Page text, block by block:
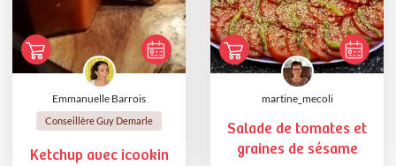
Emmanuelle Barrois
Conseillère Guy Demarle
Ketchup avec icookin
martine_mecoli
Salade de tomates et
graines de sésame